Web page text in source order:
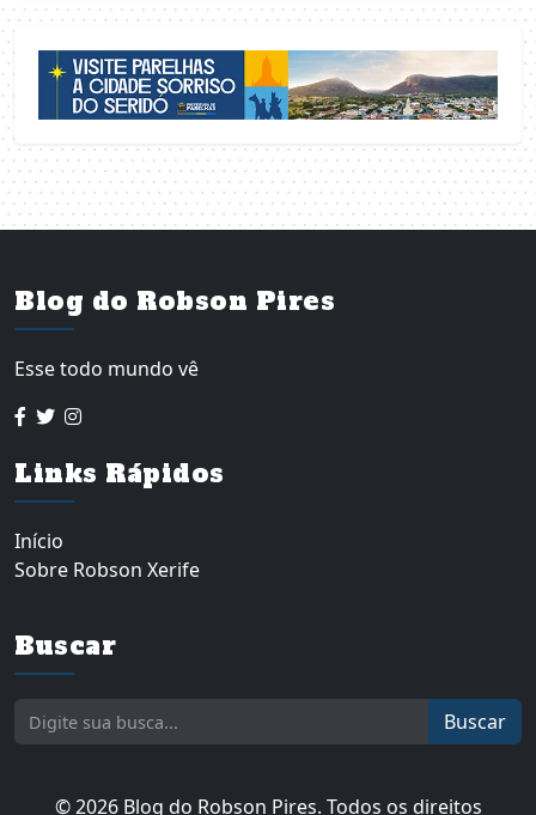
Blog do Robson Pires
Esse todo mundo vê
Links Rápidos
Início
Sobre Robson Xerife
Buscar
Buscar
© 2026 Blog do Robson Pires. Todos os direitos